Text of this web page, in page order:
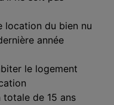
location du bien nu
année
le logement
de 15 ans